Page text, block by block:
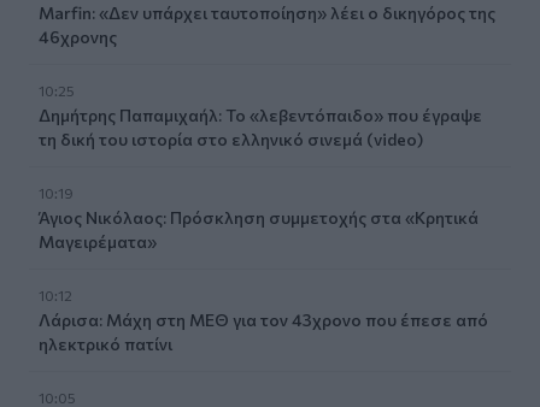
Marfin: «Δεν υπάρχει ταυτοποίηση» λέει ο δικηγόρος της
46χρονης
10:25
Δημήτρης Παπαμιχαήλ: Το «λεβεντόπαιδο» που έγραψε
τη δική του ιστορία στο ελληνικό σινεμά (video)
10:19
Άγιος Νικόλαος: Πρόσκληση συμμετοχής στα «Κρητικά
Μαγειρέματα»
10:12
Λάρισα: Μάχη στη ΜΕΘ για τον 43χρονο που έπεσε από
ηλεκτρικό πατίνι
10:05